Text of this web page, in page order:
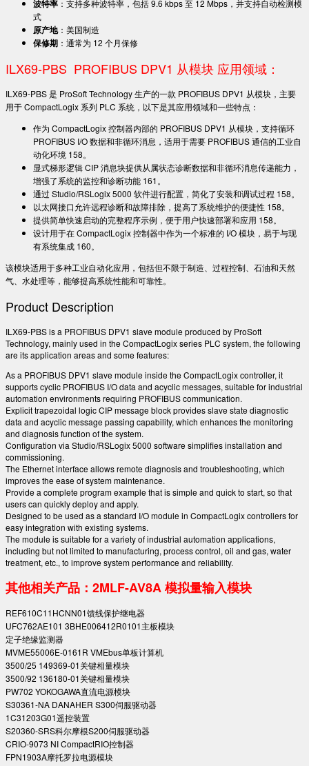
波特率 ：支持多种波特率，包括 9.6 kbps 至 12 Mbps，并支持自动检测模
式
原产地：美国制造
保修期 ：通常为 12 个月保修
ILX69-PBS PROFIBUS DPV1 从模块 应用领域：
ILX69-PBS 是 ProSoft Technology 生产的一款 PROFIBUS DPV1 从模块，主要
用于 CompactLogix 系列 PLC 系统，以下是其应用领域和一些特点：
作为 CompactLogix 控制器内部的 PROFIBUS DPV1 从模块，支持循环
PROFIBUS I/O 数据和非循环消息，适用于需要 PROFIBUS 通信的工业自
动化环境 158。
显式梯形逻辑 CIP 消息块提供从属状态诊断数据和非循环消息传递能力，
增强了系统的监控和诊断功能 161 。
通过 Studio/RSLogix 5000 软件进行配置，简化了安装和调试过程 158。
以太网接口允许远程诊断和故障排除，提高了系统维护的便捷性 158。
提供简单快速启动的完整程序示例，便于用户快速部署和应用 158。
设计用于在 CompactLogix 控制器中作为一个标准的 I/O 模块，易于与现
有系统集成 160。
该模块适用于多种工业自动化应用，包括但不限于制造、过程控制、石油和天然
气、水处理等，能够提高系统性能和可靠性。
Product Description
ILX69-PBS is a PROFIBUS DPV1 slave module produced by ProSoft
Technology, mainly used in the CompactLogix series PLC system, the following
are its application areas and some features:
As a PROFIBUS DPV1 slave module inside the CompactLogix controller, it
supports cyclic PROFIBUS I/O data and acyclic messages, suitable for industrial
automation environments requiring PROFIBUS communication.
Explicit trapezoidal logic CIP message block provides slave state diagnostic
data and acyclic message passing capability, which enhances the monitoring
and diagnosis function of the system.
Configuration via Studio/RSLogix 5000 software simplifies installation and
commissioning.
The Ethernet interface allows remote diagnosis and troubleshooting, which
improves the ease of system maintenance.
Provide a complete program example that is simple and quick to start, so that
users can quickly deploy and apply.
Designed to be used as a standard I/O module in CompactLogix controllers for
easy integration with existing systems.
The module is suitable for a variety of industrial automation applications,
including but not limited to manufacturing, process control, oil and gas, water
treatment, etc., to improve system performance and reliability.
其他相关产品：2MLF-AV8A 模拟量输入模块
REF610C11HCNN01馈线保护继电器
UFC762AE101 3BHE006412R0101主板模块
定子绝缘监测器
MVME55006E-0161R VMEbus单板计算机
3500/25 149369-01关键相量模块
3500/92 136180-01关键相量模块
PW702 YOKOGAWA直流电源模块
S30361-NA DANAHER S300伺服驱动器
1C31203G01遥控装置
S20360-SRS科尔摩根S200伺服驱动器
CRIO-9073 NI CompactRIO控制器
FPN1903A摩托罗拉电源模块